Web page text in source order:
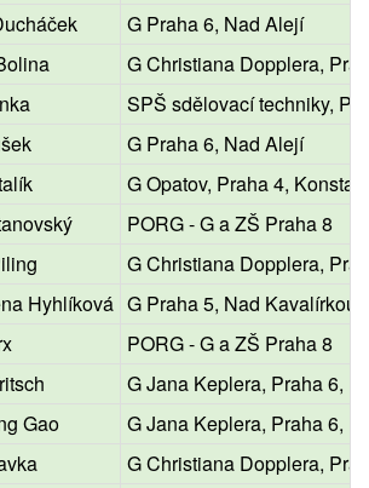
G Praha 6, Nad Alejí
G Christiana Dopplera,
SPŠ sdělovací techniky,
G Praha 6, Nad Alejí
G Opatov, Praha 4,
PORG - G a ZŠ Praha 8
G Christiana Dopplera,
Hyhlíková G Praha 5, Nad Kavalírkou
PORG - G a ZŠ Praha 8
G Jana Keplera, Praha 6,
Gao
G Jana Keplera, Praha 6,
G Christiana Dopplera,